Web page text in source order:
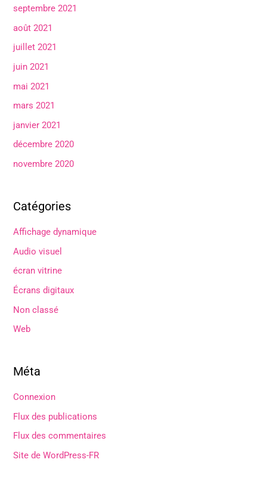
septembre 2021
août 2021
juillet 2021
juin 2021
mai 2021
mars 2021
janvier 2021
décembre 2020
novembre 2020
Catégories
Affichage dynamique
Audio visuel
écran vitrine
Écrans digitaux
Non classé
Web
Méta
Connexion
Flux des publications
Flux des commentaires
Site de WordPress-FR